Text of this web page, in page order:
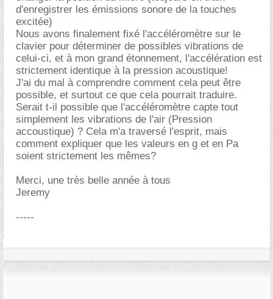
d'enregistrer les émissions sonore de la touches
excitée)
Nous avons finalement fixé l'accéléromètre sur le
clavier pour déterminer de possibles vibrations de
celui-ci, et à mon grand étonnement, l'accélération est
strictement identique à la pression acoustique!
J'ai du mal à comprendre comment cela peut être
possible, et surtout ce que cela pourrait traduire.
Serait t-il possible que l'accéléromètre capte tout
simplement les vibrations de l'air (Pression
accoustique) ? Cela m'a traversé l'esprit, mais
comment expliquer que les valeurs en g et en Pa
soient strictement les mêmes?
Merci, une très belle année à tous
Jeremy
-----